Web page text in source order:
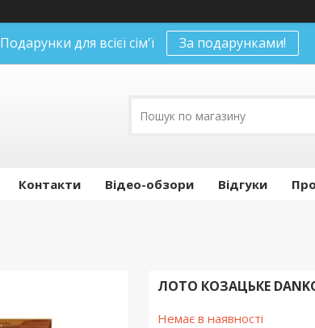
Подарунки для всієї сім'ї За подарунками!
Контакти Відео-обзори Відгуки
ЛОТО КОЗАЦЬКЕ
Немає в наявності